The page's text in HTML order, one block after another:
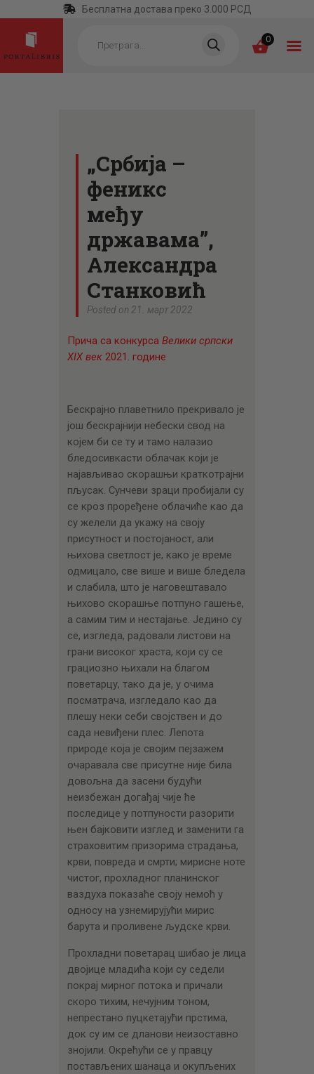
Бесплатна достава преко 3.000 РСД
search 0
НАЈПРОДАВАНИЈЕ
НОВЕ КЊИГЕ
ОТРГНУТО ОД
ЗАБОРАВА
АУТОРИ
АКТУЕЛНОСТИ
ЦЕНОВНИК
ПИСМО
„Србија –
феникс
међу
државама”,
Александра
Станковић
Posted on 21. март 2022
Прича са конкурса Велики српски
XIX век2021. године
Бескрајно плаветнило прекривало је
још бескрајнији небески свод на
којем би се ту и тамо налазио
бледосивкасти облачак који је
најављивао скорашњи краткотрајни
пљусак. Сунчеви зраци пробијали су
се кроз проређене облачиће као да
су желели да укажу на своју
присутност и постојаност, али
њихова светлост је, како је време
одмицало, све више и више бледела
и слабила, што је наговештавало
њихово скорашње потпуно гашење,
а самим тим и нестајање. Једино су
се, изгледа, радовали листови на
грани високог храста, који су се
грациозно њихали на благом
поветарцу, тако да је, у очима
посматрача, изгледало као да
плешу неки себи својствен и до
сада невиђени плес. Лепота
природе која је својим пејзажем
очаравала све присутне није била
довољна да засени будући
неизбежан догађај чије ће
последице у потпуности разорити
њен бајковити изглед и заменити га
страховитим призорима страдања,
крви, повреда и смрти; мирисне ноте
чистог, прохладног планинског
ваздуха показаће своју немоћ у
односу на узнемирујући мирис
барута и проливене људске крви.
Прохладни поветарац шибао је лица
двојице младића који су седели
покрај мирног потока и причали
скоро тихим, нечујним тоном,
непрестано пуцкетајући прстима,
док су им се дланови неизоставно
знојили. Окрећући се у правцу
постављених шанаца и окупљених